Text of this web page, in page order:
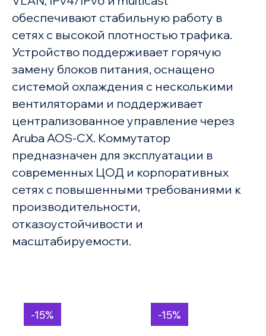
обеспечивают стабильную работу в
сетях с высокой плотностью трафика.
Устройство поддерживает горячую
замену блоков питания, оснащено
системой охлаждения с несколькими
вентиляторами и поддерживает
централизованное управление через
Aruba AOS-CX. Коммутатор
предназначен для эксплуатации в
современных ЦОД и корпоративных
сетях с повышенными требованиями к
производительности,
отказоустойчивости и
масштабируемости.
-15% -15%